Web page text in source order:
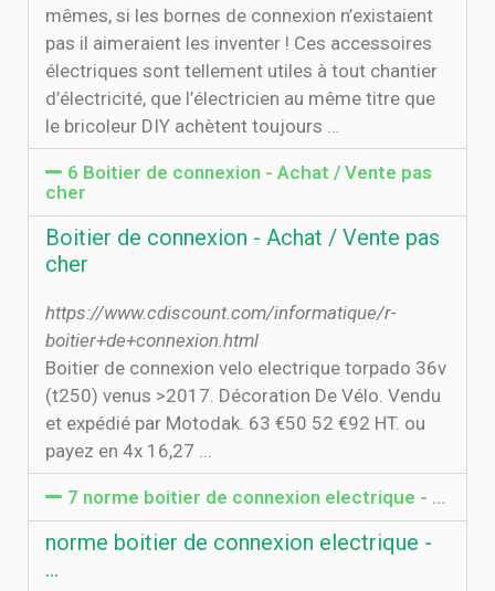
mêmes, si les bornes de connexion n’existaient
pas il aimeraient les inventer ! Ces accessoires
électriques sont tellement utiles à tout chantier
d’électricité, que l’électricien au même titre que
le bricoleur DIY achètent toujours …
6 Boitier de connexion - Achat / Vente pas
cher
Boitier de connexion - Achat / Vente pas
cher
https://www.cdiscount.com/informatique/r-
boitier+de+connexion.html
Boitier de connexion velo electrique torpado 36v
(t250) venus >2017. Décoration De Vélo. Vendu
et expédié par Motodak. 63 €50 52 €92 HT. ou
payez en 4x 16,27 ...
7 norme boitier de connexion electrique - …
norme boitier de connexion electrique -
…